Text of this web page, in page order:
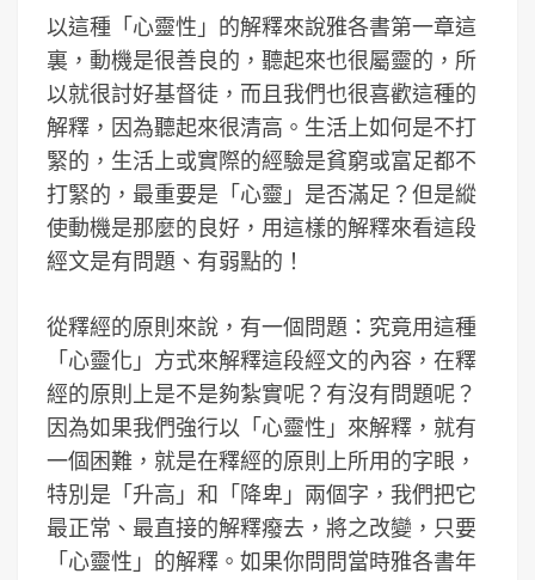
以這種「心靈性」的解釋來說雅各書第一章這
裏，動機是很善良的，聽起來也很屬靈的，所
以就很討好基督徒，而且我們也很喜歡這種的
解釋，因為聽起來很清高。生活上如何是不打
緊的，生活上或實際的經驗是貧窮或富足都不
打緊的，最重要是「心靈」是否滿足？但是縱
使動機是那麼的良好，用這樣的解釋來看這段
經文是有問題、有弱點的！
從釋經的原則來說，有一個問題：究竟用這種
「心靈化」方式來解釋這段經文的內容，在釋
經的原則上是不是夠紮實呢？有沒有問題呢？
因為如果我們強行以「心靈性」來解釋，就有
一個困難，就是在釋經的原則上所用的字眼，
特別是「升高」和「降卑」兩個字，我們把它
最正常、最直接的解釋癈去，將之改變，只要
「心靈性」的解釋。如果你問問當時雅各書年